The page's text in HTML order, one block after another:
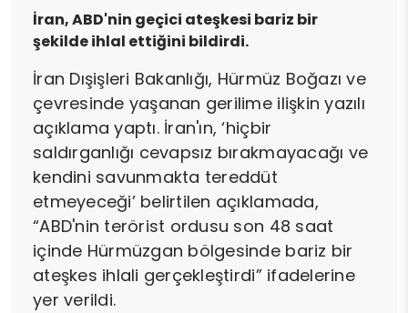
İran, ABD'nin geçici ateşkesi bariz bir
şekilde ihlal ettiğini bildirdi.
İran Dışişleri Bakanlığı, Hürmüz Boğazı ve
çevresinde yaşanan gerilime ilişkin yazılı
açıklama yaptı. İran'ın, ‘hiçbir
saldırganlığı cevapsız bırakmayacağı ve
kendini savunmakta tereddüt
etmeyeceği’ belirtilen açıklamada,
“ABD'nin terörist ordusu son 48 saat
içinde Hürmüzgan bölgesinde bariz bir
ateşkes ihlali gerçekleştirdi” ifadelerine
yer verildi.